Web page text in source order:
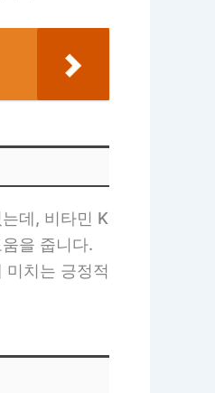
데, 비타민 K
을 줍니다.
치는 긍정적